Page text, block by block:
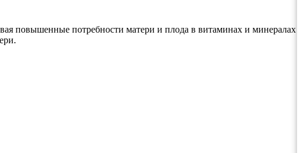
повышенные потребности матери и плода в витаминах и минералах